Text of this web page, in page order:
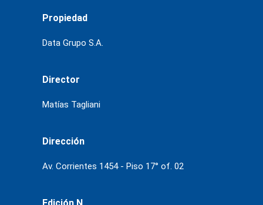
Propiedad
Data Grupo S.A.
Director
Matías Tagliani
Dirección
Av. Corrientes 1454 - Piso 17° of. 02